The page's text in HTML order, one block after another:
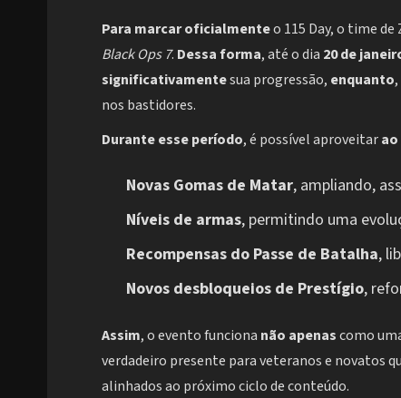
Para marcar oficialmenteo 115 Day, o time
Black Ops 7. Dessa forma, até o dia 20 de
significativamentesua progressão, enquanto
nos bastidores.
Durante esse período, é possível aproveitar
Novas Gomas de Matar, ampliando,
Níveis de armas, permitindo uma
Recompensas do Passe de Batalha,
Novos desbloqueios de Prestígio,
Assim, o evento funciona não apenascomo
verdadeiro presente para veteranos e novatos
alinhados ao próximo ciclo de conteúdo.